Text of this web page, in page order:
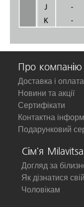
Про компанію
Доставка і оплата
Новини та акції
Сертифікати
Контактна
Подарунковий
Сім'я Milavitsa
Догляд за
Як дізнатися
Чоловікам